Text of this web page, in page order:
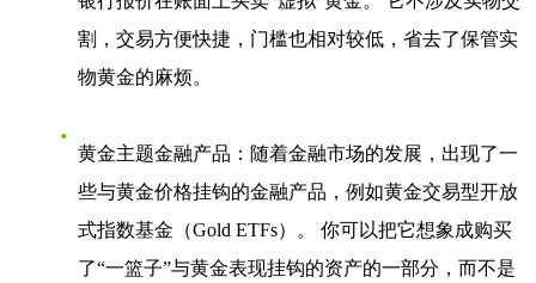
割，交易方便快捷，门槛也相对较低，省去了保管实
物黄金的麻烦。
黄金主题金融产品 ：随着金融市场的发展，出现了一
些与黄金价格挂钩的金融产品，例如黄金交易型开放
式指数基金（Gold ETFs）。 你可以把它想象成购买
了“一篮子”与黄金表现挂钩的资产的一部分，而不是